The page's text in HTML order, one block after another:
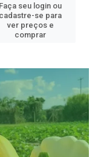
Faça seu login ou
cadastre-se para
ver preços e
comprar